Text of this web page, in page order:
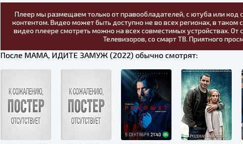
Плеер мы размещаем только от правообладателей, с ютуба или код
контентом. Видео может быть доступно не во всех регионах, в таком
видео плеере смотреть можно на всех совместимых устройствах.
Телевизоров, со смарт ТВ. Приятного
После МАМА, ИДИТЕ ЗАМУЖ (2022) обычно смотрят: